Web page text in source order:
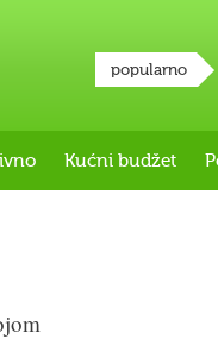
popularno
Kućni budžet